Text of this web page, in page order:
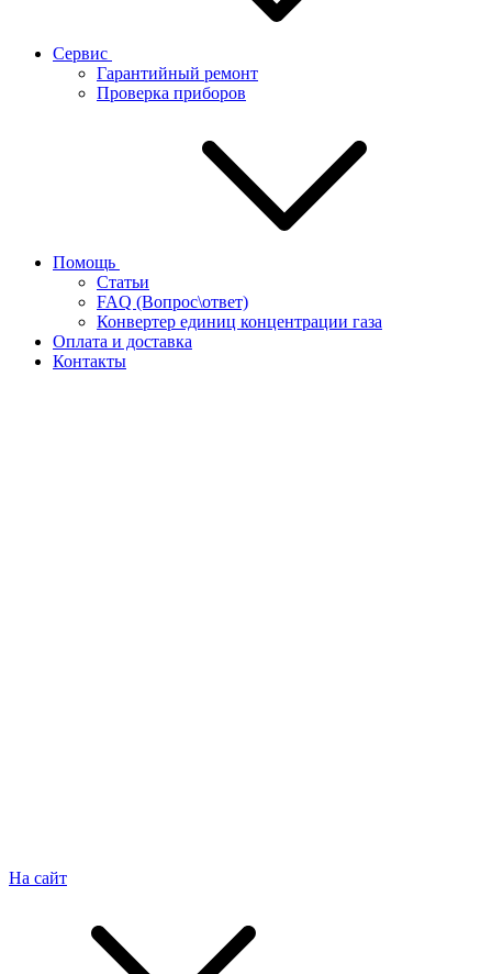
Сервис
Гарантийный ремонт
Проверка приборов
Помощь
Статьи
FAQ (Вопрос\ответ)
Конвертер единиц концентрации газа
Оплата и доставка
Контакты
На сайт